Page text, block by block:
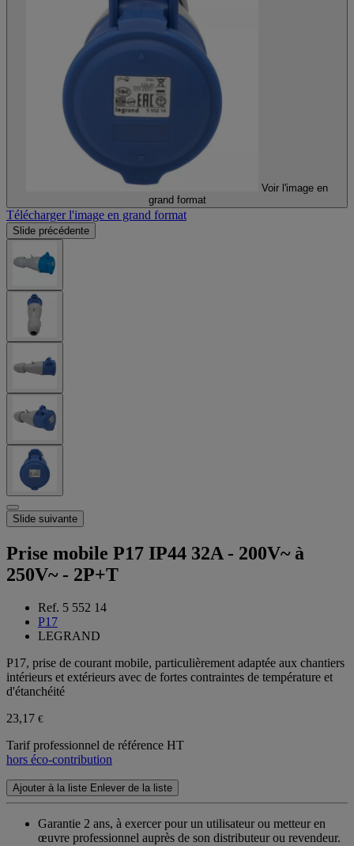
Voir l'image en
grand format
Télécharger l'image en grand format
Slide précédente
Slide suivante
Prise mobile P17 IP44 32A - 200V~ à
250V~ - 2P+T
Ref. 5 552 14
P17
LEGRAND
P17, prise de courant mobile, particulièrement adaptée aux chantiers
intérieurs et extérieurs avec de fortes contraintes de température et
d'étanchéité
23,17 €
Tarif professionnel de référence HT
hors éco-contribution
Ajouter à la liste Enlever de la liste
Garantie 2 ans, à exercer pour un utilisateur ou metteur en
œuvre professionnel auprès de son distributeur ou revendeur.